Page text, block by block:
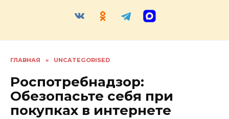
ГЛАВНАЯ » UNCATEGORISED
Роспотребнадзор:
Обезопасьте себя при
покупках в интернете